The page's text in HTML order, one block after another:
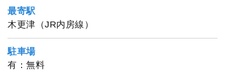
最寄駅
木更津（JR内房線）
駐車場
有：無料